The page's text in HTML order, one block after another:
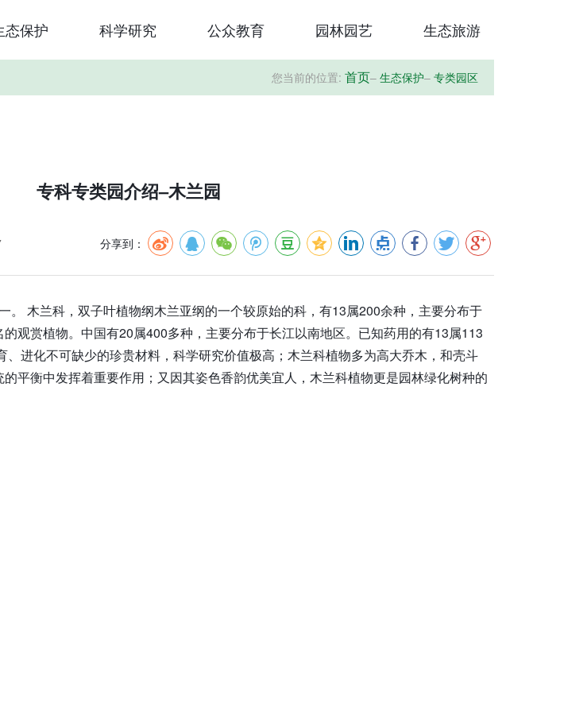
态保护 科学研究 公众教育 园林园艺 生态旅游
您当前的位置: 首页– 生态保护– 专类园区
专科专类园介绍–木兰园
分享到：
。 木兰科，双子叶植物纲木兰亚纲的一个较原始的科，有13属200余种，主要分布于
观赏植物。中国有20属400多种，主要分布于长江以南地区。已知药用的有13属113
进化不可缺少的珍贵材料，科学研究价值极高；木兰科植物多为高大乔木，和壳斗
平衡中发挥着重要作用；又因其姿色香韵优美宜人，木兰科植物更是园林绿化树种的